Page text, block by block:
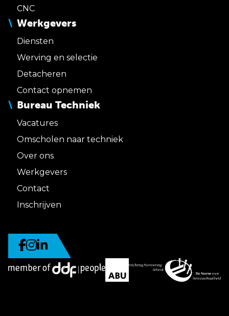
CNC
Werkgevers
Diensten
Werving en selectie
Detacheren
Contact opnemen
Bureau Techniek
Vacatures
Omscholen naar techniek
Over ons
Werkgevers
Contact
Inschrijven